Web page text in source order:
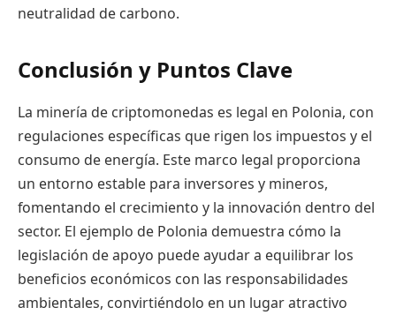
neutralidad de carbono.
Conclusión y Puntos Clave
La minería de criptomonedas es legal en Polonia, con
regulaciones específicas que rigen los impuestos y el
consumo de energía. Este marco legal proporciona
un entorno estable para inversores y mineros,
fomentando el crecimiento y la innovación dentro del
sector. El ejemplo de Polonia demuestra cómo la
legislación de apoyo puede ayudar a equilibrar los
beneficios económicos con las responsabilidades
ambientales, convirtiéndolo en un lugar atractivo